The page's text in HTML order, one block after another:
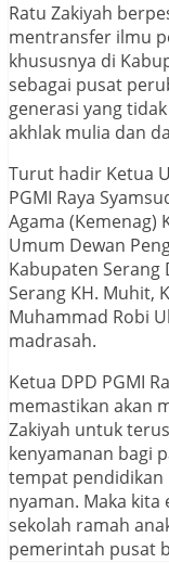
Ratu Zakiyah
mentransfer ilmu
khususnya di
sebagai pusat
generasi yang
akhlak mulia dan
Turut hadir Ketua
PGMI Raya
Agama (Kemenag)
Umum Dewan
Kabupaten Serang
Serang KH. Muhit,
Muhammad Robi
madrasah.
Ketua DPD PGMI
memastikan akan
Zakiyah untuk
kenyamanan bagi
tempat pendidikan
nyaman. Maka
sekolah ramah
pemerintah pusat